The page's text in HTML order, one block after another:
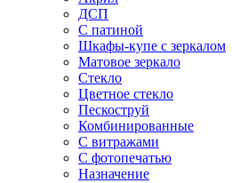
ДСП
С патиной
Шкафы-купе с зеркалом
Матовое зеркало
Стекло
Цветное стекло
Пескоструй
Комбинированные
С витражами
С фотопечатью
Назначение